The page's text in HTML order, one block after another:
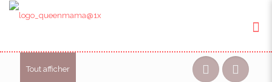
Tout afficher